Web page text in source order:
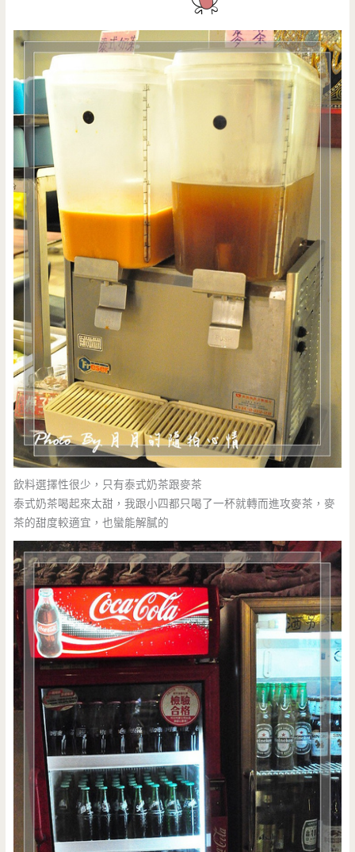
飲料選擇性很少，只有泰式奶茶跟麥茶
泰式奶茶喝起來太甜，我跟小四都只喝了一杯就轉而進攻麥茶，麥
茶的甜度較適宜，也蠻能解膩的